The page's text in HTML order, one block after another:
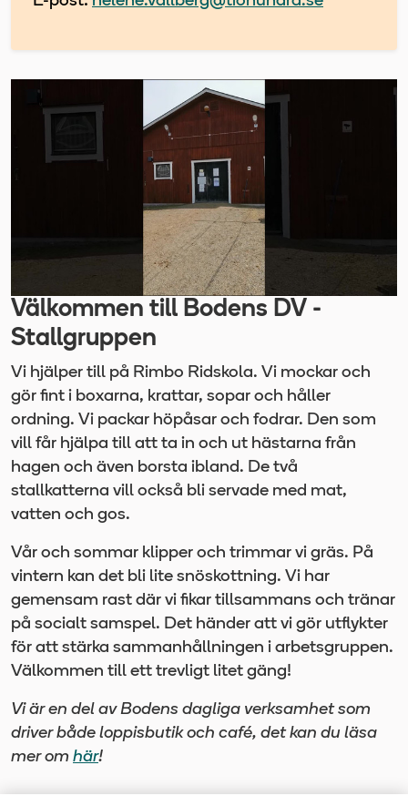
Välkommen till Bodens DV -
Stallgruppen
Vi hjälper till på Rimbo Ridskola. Vi mockar och
gör fint i boxarna, krattar, sopar och håller
ordning. Vi packar höpåsar och fodrar. Den som
vill får hjälpa till att ta in och ut hästarna från
hagen och även borsta ibland. De två
stallkatterna vill också bli servade med mat,
vatten och gos.
Vår och sommar klipper och trimmar vi gräs. På
vintern kan det bli lite snöskottning. Vi har
gemensam rast där vi fikar tillsammans och tränar
på socialt samspel. Det händer att vi gör utflykter
för att stärka sammanhållningen i arbetsgruppen.
Välkommen till ett trevligt litet gäng!
Vi är en del av Bodens dagliga verksamhet som
driver både loppisbutik och café, det kan du läsa
mer om här!